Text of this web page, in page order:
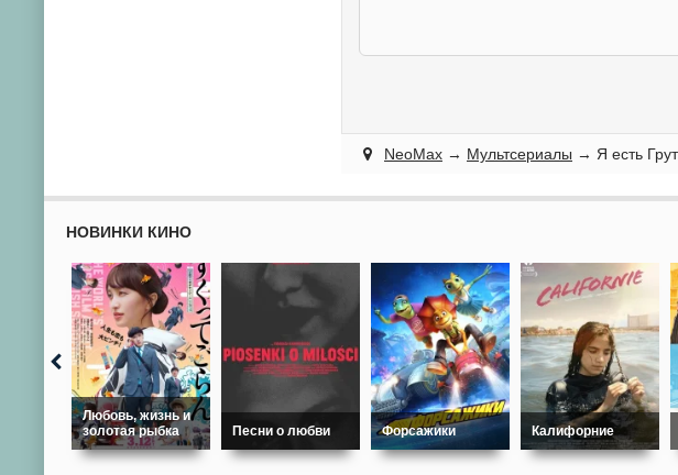
NeoMax → Мультсериалы → Я есть Грут
НОВИНКИ КИНО
Любовь, жизнь и
золотая рыбка
Песни о любви Форсажики Калифорние